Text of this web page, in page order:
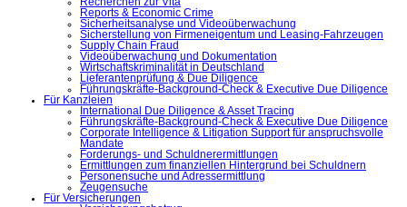
Reports & Economic Crime
Sicherheitsanalyse und Videoüberwachung
Sicherstellung von Firmeneigentum und Leasing-Fahrzeugen
Supply Chain Fraud
Videoüberwachung und Dokumentation
Wirtschaftskriminalität in Deutschland
Lieferantenprüfung & Due Diligence
Führungskräfte-Background-Check & Executive Due Diligence
Für Kanzleien
International Due Diligence & Asset Tracing
Führungskräfte-Background-Check & Executive Due Diligence
Corporate Intelligence & Litigation Support für anspruchsvolle
Mandate
Forderungs- und Schuldnerermittlungen
Ermittlungen zum finanziellen Hintergrund bei Schuldnern
Personensuche und Adressermittlung
Zeugensuche
Für Versicherungen